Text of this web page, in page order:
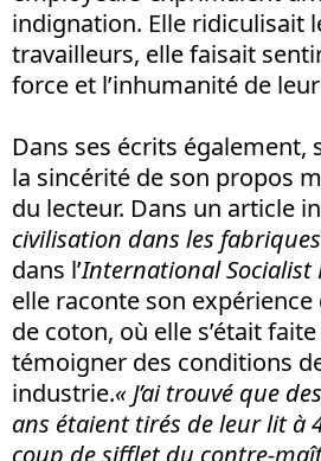
indignation. Elle ridiculisait
travailleurs, elle faisait
force et l’inhumanité de
Dans ses écrits également,
la sincérité de son propos
du lecteur. Dans un article
civilisation dans les
dans l’International Socialist
elle raconte son
de coton, où elle s’était
témoigner des conditions
industrie.« J’ai trouvé que
ans étaient tirés de leur lit à
coup de sifflet du contre-